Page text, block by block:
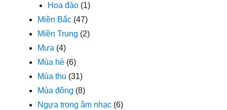
Hoa đào (1)
Miền Bắc (47)
Miền Trung (2)
Mưa (4)
Mùa hè (6)
Mùa thu (31)
Mùa đông (8)
Ngựa trong âm nhạc (6)